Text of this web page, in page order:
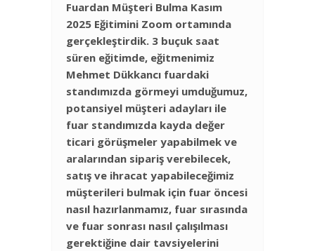
Fuardan Müşteri Bulma Kasım
2025 Eğitimini Zoom ortamında
gerçekleştirdik. 3 buçuk saat
süren eğitimde, eğitmenimiz
Mehmet Dükkancı fuardaki
standımızda görmeyi umduğumuz,
potansiyel müşteri adayları ile
fuar standımızda kayda değer
ticari görüşmeler yapabilmek ve
aralarından sipariş verebilecek,
satış ve ihracat yapabileceğimiz
müşterileri bulmak için fuar öncesi
nasıl hazırlanmamız, fuar sırasında
ve fuar sonrası nasıl çalışılması
gerektiğine dair tavsiyelerini